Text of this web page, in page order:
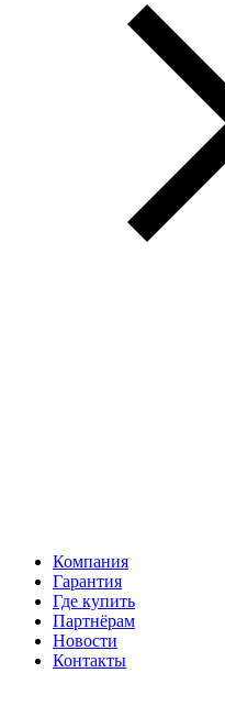
Компания
Гарантия
Где купить
Партнёрам
Новости
Контакты